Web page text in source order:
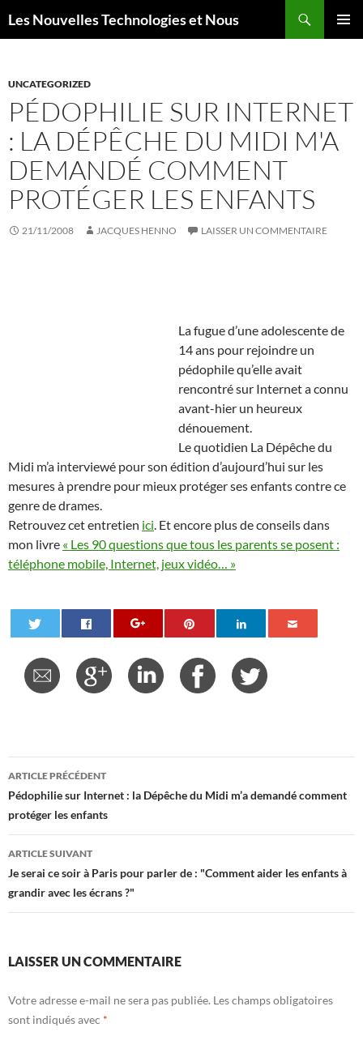
auLes Nouvelles Technologies et Nous
UNCATEGORIZED
PÉDOPHILIE SUR INTERNET
: LA DÉPÊCHE DU MIDI M'A
DEMANDÉ COMMENT
PROTÉGER LES ENFANTS
21/11/2008 JACQUES HENNO LAISSER UN COMMENTAIRE
La fugue d’une adolescente de
14 ans pour rejoindre un
pédophile qu’elle avait
rencontré sur Internet a connu
avant-hier un heureux
dénouement.
Le quotidien La Dépêche du
Midi m’a interviewé pour son édition d’aujourd’hui sur les
mesures à prendre pour mieux protéger ses enfants contre ce
genre de drames.
Retrouvez cet entretien ici. Et encore plus de conseils dans
mon livre « Les 90 questions que tous les parents se posent :
téléphone mobile, Internet, jeux vidéo… »
Navigation
des
articles
ARTICLE PRÉCÉDENT
Pédophilie sur Internet : la Dépêche du Midi m’a demandé comment
protéger les enfants
ARTICLE SUIVANT
Je serai ce soir à Paris pour parler de : "Comment aider les enfants à
grandir avec les écrans ?"
LAISSER UN COMMENTAIRE
Votre adresse e-mail ne sera pas publiée. Les champs obligatoires
sont indiqués avec *